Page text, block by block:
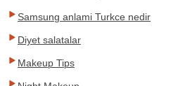
Samsung anlami Turkce nedir
Diyet salatalar
Makeup Tips